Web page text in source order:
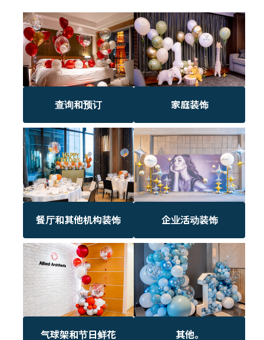
查询和预订 家庭装饰
餐厅和其他机构装饰 企业活动装饰
气球架和节日鲜花 其他。